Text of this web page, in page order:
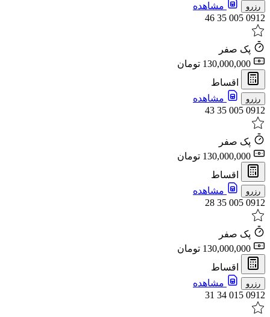
رزرو
مشاهده
0912 005 35 46
پک صفر
اقساط
رزرو
مشاهده
0912 005 35 43
پک صفر
اقساط
رزرو
مشاهده
0912 005 35 28
پک صفر
اقساط
رزرو
مشاهده
0912 015 34 31